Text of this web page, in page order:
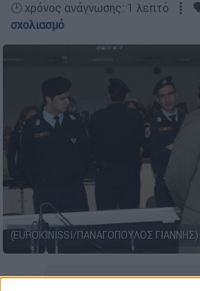
🕛 χρόνος ανάγνωσης: 1 λεπτό ┋
σχολιασμό
(EUROKINISSI/ΠΑΝΑΓΟΠΟΥΛΟΣ ΓΙΑΝΝΗΣ)
Προσθέστε το ΕΘΝΟΣ